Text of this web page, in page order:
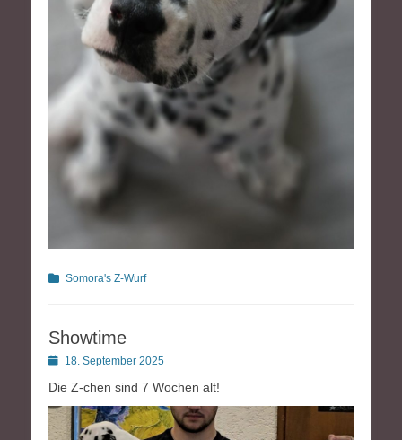
Kategorien
Somora's Z-Wurf
Showtime
Posted18. September 2025
Die Z-chen sind 7 Wochen alt!